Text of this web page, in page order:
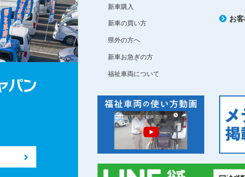
新車購入
新車の買い方
県外の方へ
新車お急ぎの方
福祉車両について
お